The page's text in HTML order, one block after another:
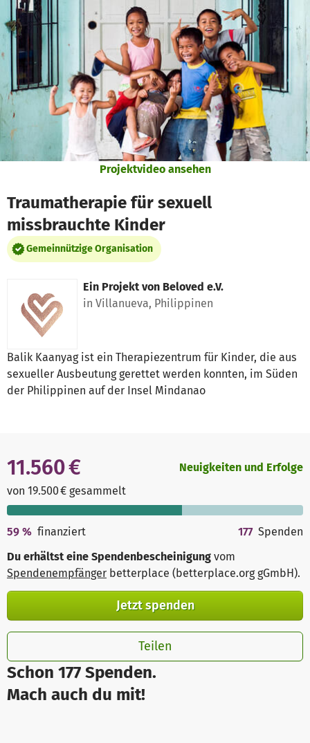
Zum Hauptinhalt springen
Erklärung zur Barrierefreiheit anzeigen
Projektvideo ansehen
Traumatherapie für sexuell
missbrauchte Kinder
Gemeinnützige Organisation
Ein Projekt von Beloved e.V.
in Villanueva, Philippinen
Balik Kaanyag ist ein Therapiezentrum für Kinder, die aus
sexueller Ausbeutung gerettet werden konnten, im Süden
der Philippinen auf der Insel Mindanao
Schon 177 Spenden.
Mach auch du mit!
11.560 €
von 19.500 € gesammelt
Neuigkeiten und Erfolge
59 % finanziert 177 Spenden
Du erhältst eine Spendenbescheinigung vom
Spendenempfänger betterplace (betterplace.org gGmbH).
Jetzt spenden
Teilen